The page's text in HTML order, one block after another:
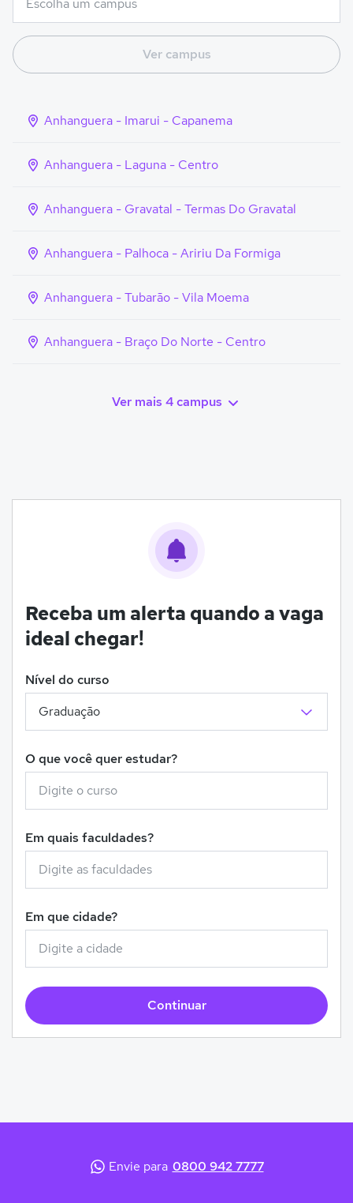
Ver campus
Anhanguera - Imarui - Capanema
Anhanguera - Laguna - Centro
Anhanguera - Gravatal - Termas Do Gravatal
Anhanguera - Palhoca - Aririu Da Formiga
Anhanguera - Tubarão - Vila Moema
Anhanguera - Braço Do Norte - Centro
Ver mais 4 campus
Receba um alerta quando a vaga
ideal chegar!
Nível do curso
O que você quer estudar?
Em quais faculdades?
Em que cidade?
Continuar
Envie para 0800 942 7777